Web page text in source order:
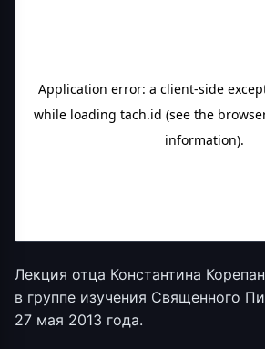
Лекция отца Константина
в группе изучения Священного
27 мая 2013 года.